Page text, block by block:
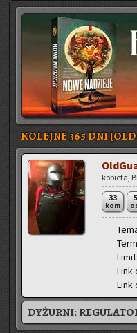
KOLEJNE 365 DNI
ko­bie­ta,
33
kom
Link
Link
DYŻURNI: